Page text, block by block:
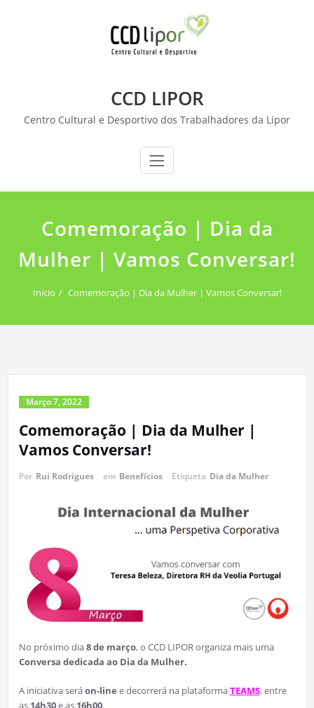
CCD LIPOR
Centro Cultural e Desportivo dos Trabalhadores da Lipor
Comemoração | Dia da
Mulher | Vamos Conversar!
Início Comemoração | Dia da Mulher | Vamos Conversar!
Março 7, 2022
Comemoração | Dia da Mulher |
Vamos Conversar!
Por Rui Rodrigues em Benefícios Etiqueta Dia da Mulher
No próximo dia8 de março, o CCD LIPOR organiza mais uma
Conversa dedicada ao Dia da Mulher.
A iniciativa seráon-line e decorrerá na plataformaTEAMS, entre
as 14h30e as16h00.